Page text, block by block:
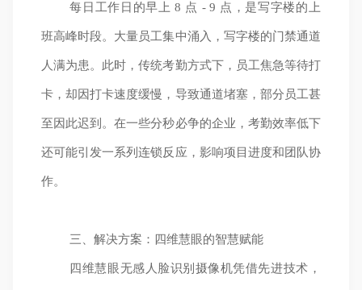
每日工作日的早上 8 点 - 9 点，是写字楼的上
班高峰时段。大量员工集中涌入，写字楼的门禁通道
人满为患。此时，传统考勤方式下，员工焦急等待打
卡，却因打卡速度缓慢，导致通道堵塞，部分员工甚
至因此迟到。在一些分秒必争的企业，考勤效率低下
还可能引发一系列连锁反应，影响项目进度和团队协
作。
三、解决方案：四维慧眼的智慧赋能
四维慧眼无感人脸识别摄像机凭借先进技术，